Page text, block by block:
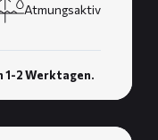
Atmungsaktiv
1-2 Werktagen.